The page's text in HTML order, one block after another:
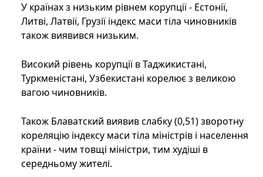
У країнах з низьким рівнем корупції - Естонії,
Литві, Латвії, Грузії індекс маси тіла чиновників
також виявився низьким.
Високий рівень корупції в Таджикистані,
Туркменістані, Узбекистані корелює з великою
вагою чиновників.
Також Блаватский виявив слабку (0,51) зворотну
кореляцію індексу маси тіла міністрів і населення
країни - чим товщі міністри, тим худіші в
середньому жителі.